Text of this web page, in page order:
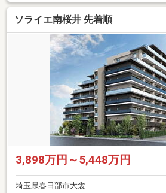
ソライエ南桜井 先着順
3,898万円～5,448万円
埼玉県春日部市大衾